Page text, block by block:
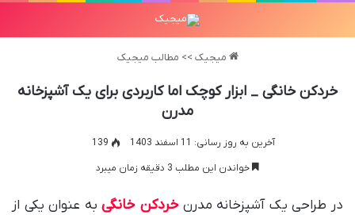
میجیک >> مطالب میجیک
خردکن خانگی _ ابزار کوچک اما کاربردی برای یک آشپزخانه
مدرن
آخرین به روز رسانی: 11 اسفند 1403
139
خواندن این مطلب 3 دقیقه زمان میبرد
در طراحی یک آشپزخانه مدرنخردکن خانگیبه عنوان یکی از